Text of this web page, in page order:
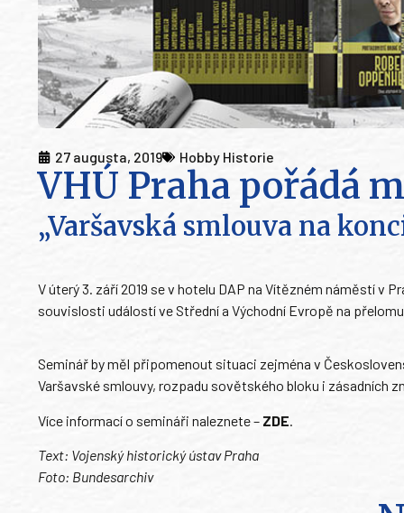
27 augusta, 2019 Hobby Historie
VHÚ Praha pořádá
„Varšavská smlouva na
V úterý 3. září 2019 se v hotelu DAP na Vítězném náměstí v
souvislosti událostí ve Střední a Východní Evropě na
Seminář by měl připomenout situaci zejména v
Varšavské smlouvy, rozpadu sovětského bloku i zásadních
Více informací o semináři naleznete – ZDE
Text: Vojenský historický ústav Praha
Foto: Bundesarchiv